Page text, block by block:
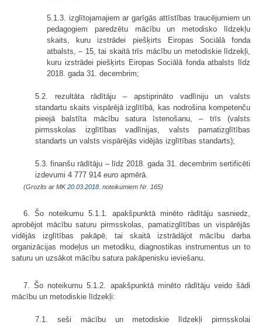
5.1.3. izglītojamajiem ar garīgās attīstības traucējumiem un
pedagogiem paredzētu mācību un metodisko līdzekļu
skaits, kuru izstrādei piešķirts Eiropas Sociālā fonda
atbalsts, – 15, tai skaitā trīs mācību un metodiskie līdzekļi,
kuru izstrādei piešķirts Eiropas Sociālā fonda atbalsts līdz
2018. gada 31. decembrim;
5.2. rezultāta rādītāju – apstiprināto vadlīniju un valsts
standartu skaits vispārējā izglītībā, kas nodrošina kompetenču
pieejā balstīta mācību satura īstenošanu, – trīs (valsts
pirmsskolas izglītības vadlīnijas, valsts pamatizglītības
standarts un valsts vispārējās vidējās izglītības standarts);
5.3. finanšu rādītāju – līdz 2018. gada 31. decembrim sertificēti
izdevumi 4 777 914 euro apmērā.
(Grozīts ar MK20.03.2018. noteikumiem Nr. 165)
6. Šo noteikumu 5.1.1. apakšpunktā minēto rādītāju sasniedz,
aprobējot mācību saturu pirmsskolas, pamatizglītības un vispārējās
vidējās izglītības pakāpē, tai skaitā izstrādājot mācību darba
organizācijas modeļus un metodiku, diagnostikas instrumentus un to
saturu un uzsākot mācību satura pakāpenisku ieviešanu.
7. Šo noteikumu 5.1.2. apakšpunktā minēto rādītāju veido šādi
mācību un metodiskie līdzekļi:
7.1. seši mācību un metodiskie līdzekļi pirmsskolai